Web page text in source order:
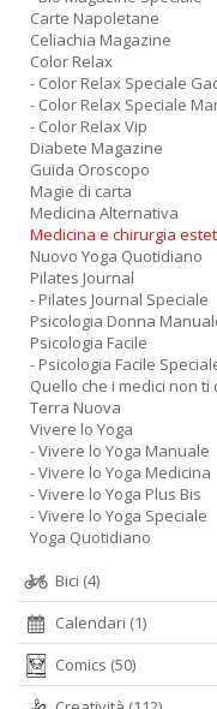
Carte Napoletane
Celiachia Magazine
Color Relax
- Color Relax Speciale
- Color Relax Speciale
- Color Relax Vip
Diabete Magazine
Guida Oroscopo
Magie di carta
Medicina Alternativa
Medicina e chirurgia
Nuovo Yoga Quotidiano
Pilates Journal
- Pilates Journal Speciale
Psicologia Donna
Psicologia Facile
- Psicologia Facile
Quello che i medici non ti
Terra Nuova
Vivere lo Yoga
- Vivere lo Yoga Manuale
- Vivere lo Yoga Medicina
- Vivere lo Yoga Plus Bis
- Vivere lo Yoga Speciale
Yoga Quotidiano
Bici (4)
Calendari (1)
Comics (50)